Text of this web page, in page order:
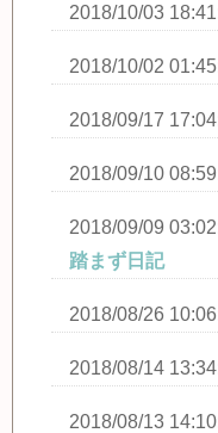
2018/10/03
2018/10/02
2018/09/17
2018/09/10
2018/09/09
踏まず日記
2018/08/26
2018/08/14
2018/08/13